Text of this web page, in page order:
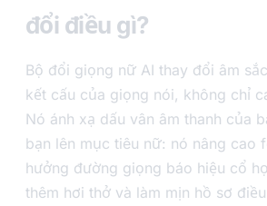
đổi điều gì?
Bộ đổi giọng nữ AI thay đổi âm
kết cấu của giọng nói, không chỉ
Nó ánh xạ dấu vân âm thanh của
bạn lên mục tiêu nữ: nó nâng cao
hưởng đường giọng báo hiệu cổ
thêm hơi thở và làm mịn hồ sơ